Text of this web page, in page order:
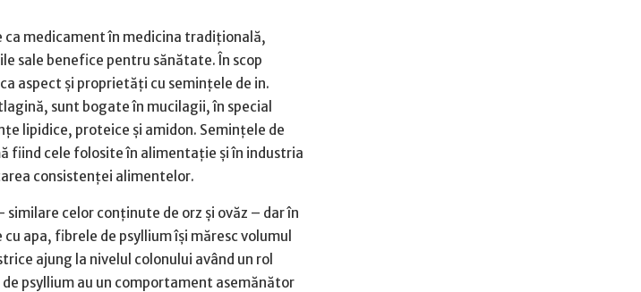
medicament în medicina tradiţională,
sale benefice pentru sănătate. În scop
aspect şi proprietăţi cu seminţele de in.
sunt bogate în mucilagii, în special
lipidice, proteice şi amidon. Seminţele de
fiind cele folosite în alimentaţie şi în industria
consistenţei alimentelor.
celor conţinute de orz şi ovăz – dar în
apa, fibrele de psyllium îşi măresc volumul
ajung la nivelul colonului având un rol
psyllium au un comportament asemănător